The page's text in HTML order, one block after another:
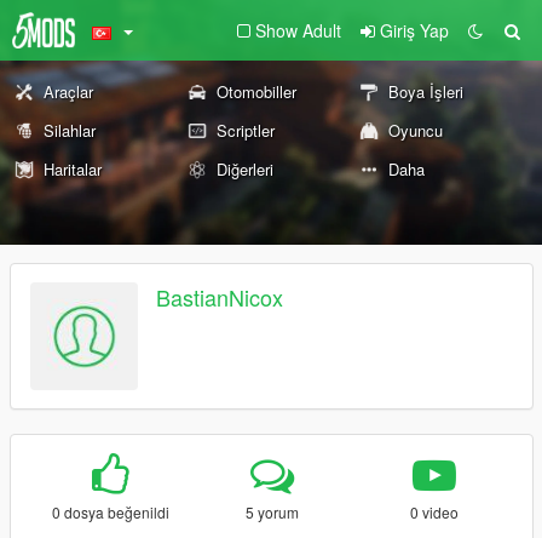
Show Adult Giriş Yap
Araçlar Otomobiller
Boya İşleri
Silahlar
Scriptler
Oyuncu
Haritalar
Diğerleri Daha
BastianNicox
0 dosya beğenildi 5 yorum 0 video